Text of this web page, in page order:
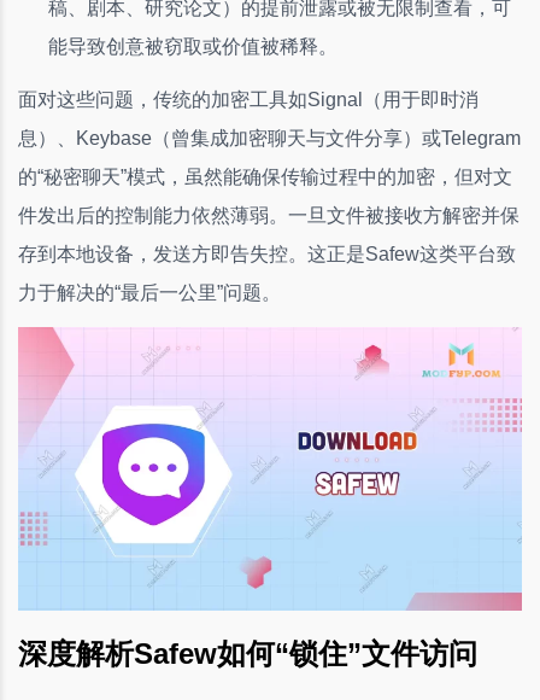
稿、剧本、研究论文）的提前泄露或被无限制查看，可
能导致创意被窃取或价值被稀释。
面对这些问题，传统的加密工具如Signal（用于即时消
息）、Keybase（曾集成加密聊天与文件分享）或Telegram
的“秘密聊天”模式，虽然能确保传输过程中的加密，但对文
件发出后的控制能力依然薄弱。一旦文件被接收方解密并保
存到本地设备，发送方即告失控。这正是Safew这类平台致
力于解决的“最后一公里”问题。
深度解析Safew如何“锁住”文件访问